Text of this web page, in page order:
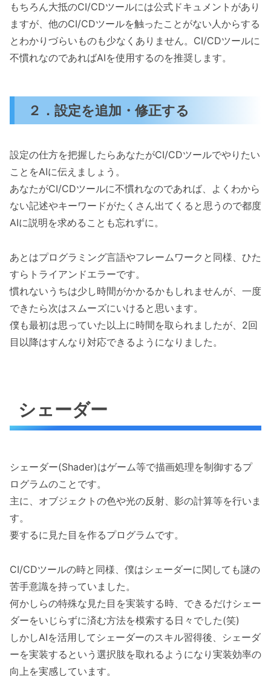
もちろん大抵のCI/CDツールには公式ドキュメントがあり
ますが、他のCI/CDツールを触ったことがない人からする
とわかりづらいものも少なくありません。CI/CDツールに
不慣れなのであればAIを使用するのを推奨します。
２．設定を追加・修正する
設定の仕方を把握したらあなたがCI/CDツールでやりたい
ことをAIに伝えましょう。
あなたがCI/CDツールに不慣れなのであれば、よくわから
ない記述やキーワードがたくさん出てくると思うので都度
AIに説明を求めることも忘れずに。
あとはプログラミング言語やフレームワークと同様、ひた
すらトライアンドエラーです。
慣れないうちは少し時間がかかるかもしれませんが、一度
できたら次はスムーズにいけると思います。
僕も最初は思っていた以上に時間を取られましたが、2回
目以降はすんなり対応できるようになりました。
シェーダー
シェーダー(Shader)はゲーム等で描画処理を制御するプ
ログラムのことです。
主に、オブジェクトの色や光の反射、影の計算等を行いま
す。
要するに見た目を作るプログラムです。
CI/CDツールの時と同様、僕はシェーダーに関しても謎の
苦手意識を持っていました。
何かしらの特殊な見た目を実装する時、できるだけシェー
ダーをいじらずに済む方法を模索する日々でした(笑)
しかしAIを活用してシェーダーのスキル習得後、シェーダ
ーを実装するという選択肢を取れるようになり実装効率の
向上を実感しています。